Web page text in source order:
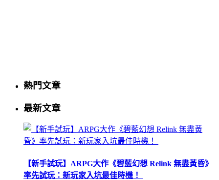
熱門文章
最新文章
【新手試玩】ARPG大作《碧藍幻想 Relink 無盡黃昏》
率先試玩：新玩家入坑最佳時機！